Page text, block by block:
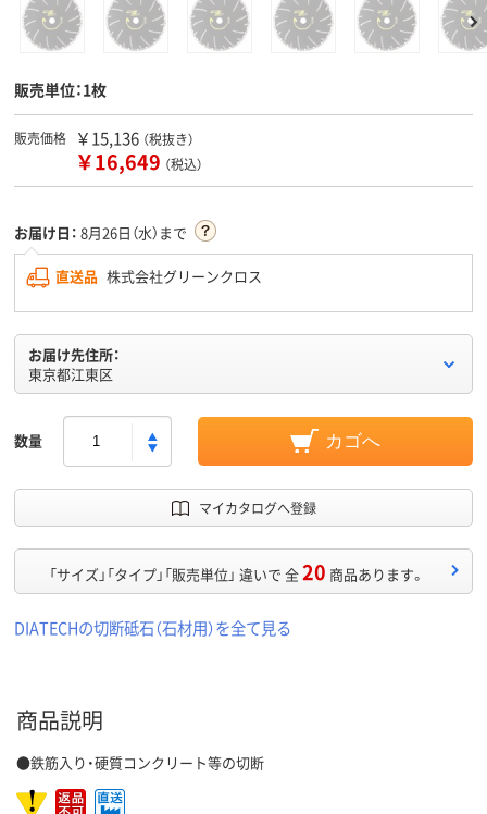
販売単位：1枚
販売価格 ￥15,136 （税抜き）
￥16,649 （税込）
お届け日： 8月26日（水）まで
直送品 株式会社グリーンクロス
お届け先住所：
東京都江東区
数量 カゴへ
マイカタログへ登録
「サイズ」「タイプ」「販売単位」 違いで 全20 商品あります。
DIATECHの切断砥石（石材用）を全て見る
商品説明
●鉄筋入り・硬質コンクリート等の切断